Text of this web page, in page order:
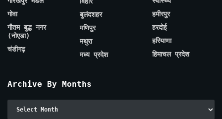
गोवा
गौतम बुद्ध नगर
(नोएडा)
चंडीगढ़
बुलंदशहर
मणिपुर
मथुरा
मध्य प्रदेश
हमीरपुर
हरदोई
हरियाणा
हिमाचल प्रदेश
Archive By Months